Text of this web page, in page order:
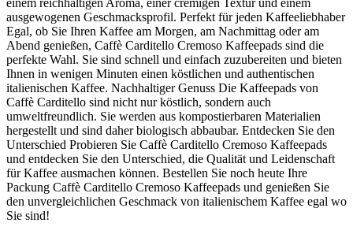
ausgewogenen Geschmacksprofil. Perfekt für jeden Kaffeeliebhaber
Egal, ob Sie Ihren Kaffee am Morgen, am Nachmittag oder am
Abend genießen, Caffè Carditello Cremoso Kaffeepads sind die
perfekte Wahl. Sie sind schnell und einfach zuzubereiten und bieten
Ihnen in wenigen Minuten einen köstlichen und authentischen
italienischen Kaffee. Nachhaltiger Genuss Die Kaffeepads von
Caffè Carditello sind nicht nur köstlich, sondern auch
umweltfreundlich. Sie werden aus kompostierbaren Materialien
hergestellt und sind daher biologisch abbaubar. Entdecken Sie den
Unterschied Probieren Sie Caffè Carditello Cremoso Kaffeepads
und entdecken Sie den Unterschied, die Qualität und Leidenschaft
für Kaffee ausmachen können. Bestellen Sie noch heute Ihre
Packung Caffè Carditello Cremoso Kaffeepads und genießen Sie
den unvergleichlichen Geschmack von italienischem Kaffee egal wo
Sie sind!